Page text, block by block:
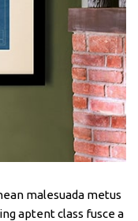
malesuada metus
aptent class fusce a